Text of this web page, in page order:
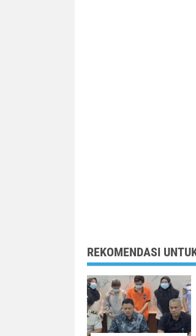
REKOMENDASI